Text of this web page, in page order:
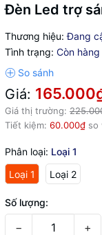
Đèn Led trợ
Thương hiệu: Đang
Tình trạng: Còn hàng
Giá:
Giá thị trường:
Tiết kiệm: 60.000₫ so
Phân loại: Loại 1
Loại 1
Loại 2
Số lượng:
− +